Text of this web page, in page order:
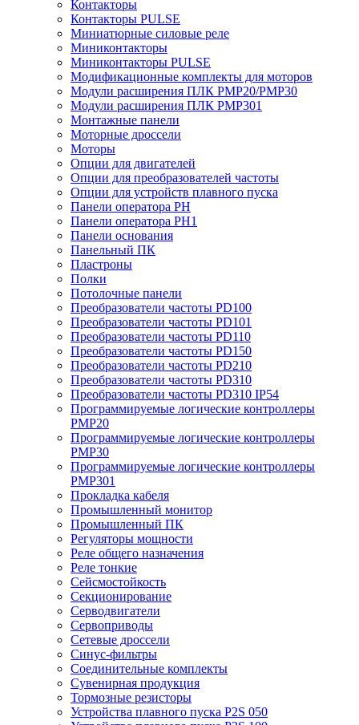
Контакторы
Контакторы PULSE
Миниатюрные силовые реле
Миниконтакторы
Миниконтакторы PULSE
Модификационные комплекты для моторов
Модули расширения ПЛК PMP20/PMP30
Модули расширения ПЛК PMP301
Монтажные панели
Моторные дроссели
Моторы
Опции для двигателей
Опции для преобразователей частоты
Опции для устройств плавного пуска
Панели оператора PH
Панели оператора PH1
Панели основания
Панельный ПК
Пластроны
Полки
Потолочные панели
Преобразователи частоты PD100
Преобразователи частоты PD101
Преобразователи частоты PD110
Преобразователи частоты PD150
Преобразователи частоты PD210
Преобразователи частоты PD310
Преобразователи частоты PD310 IP54
Программируемые логические контроллеры
PMP20
Программируемые логические контроллеры
PMP30
Программируемые логические контроллеры
PMP301
Прокладка кабеля
Промышленный монитор
Промышленный ПК
Регуляторы мощности
Реле общего назначения
Реле тонкие
Сейсмостойкость
Секционирование
Серводвигатели
Сервоприводы
Сетевые дроссели
Синус-фильтры
Соединительные комплекты
Сувенирная продукция
Тормозные резисторы
Устройства плавного пуска P2S 050